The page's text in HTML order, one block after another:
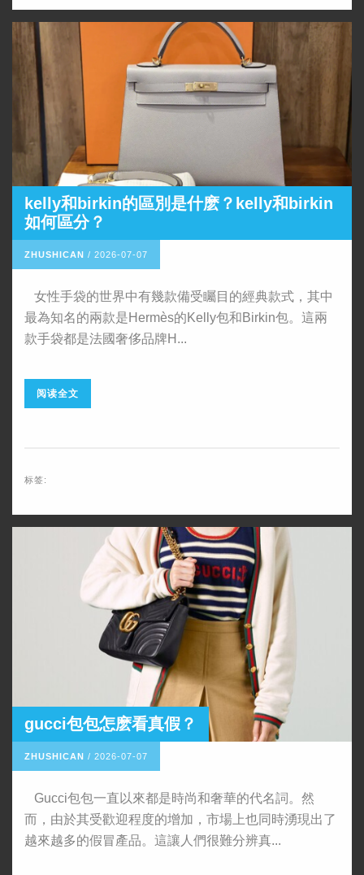
​kelly和birkin的區別是什麽？kelly和birkin
如何區分？
ZHUSHICAN / 2026-07-07
女性手袋的世界中有幾款備受矚目的經典款式，其中
最為知名的兩款是Hermès的Kelly包和Birkin包。這兩
款手袋都是法國奢侈品牌H...
阅读全文
标签:
​gucci包包怎麽看真假？
ZHUSHICAN / 2026-07-07
Gucci包包一直以來都是時尚和奢華的代名詞。然
而，由於其受歡迎程度的增加，市場上也同時湧現出了
越來越多的假冒產品。這讓人們很難分辨真...